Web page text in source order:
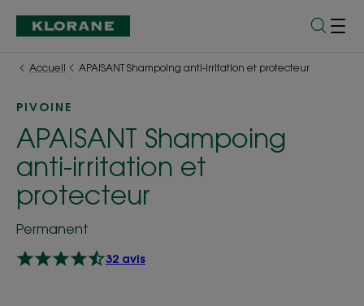
Accueil APAISANT Shampoing anti-irritation et protecteur
PIVOINE
APAISANT Shampoing
anti-irritation et
protecteur
Permanent
32 avis